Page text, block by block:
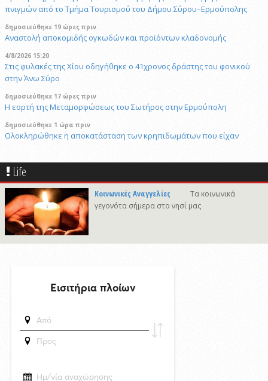
πνιγμών από το Τμήμα Τουρισμού του Δήμου Σύρου–Ερμούπολης
δημοσιεύθηκε 19 ώρες πριν
Αναστολή αποκομιδής ογκωδών και προϊόντων κλαδονομής
4/8/2026 15:20
Στις φυλακές της Χίου οδηγήθηκε ο 41χρονος δράστης του φονικού
στην Άνω Σύρο
δημοσιεύθηκε 17 ώρες πριν
Η εορτή της Μεταμορφώσεως του Σωτήρος στην Ερμούπολη
δημοσιεύθηκε 1 ώρα πριν
Oλοκληρώθηκε η αποκατάσταση των κρηπιδωμάτων που είχαν
δημοσιεύθηκε 12 ώρες πριν
Καλλιτέχνες από τη Σύρο, την Ελβετία και την Ιαπωνία συναντιούνται
στην Άνω Σύρο
δημοσιεύθηκε 1 ώρα πριν
Στο νησί της Κύθνου το 12ο Cycladic Young Patrons Summer Weekend
του Μουσείου Κυκλαδικής Τέχνης
καμπίνα του
Life
Κοινωνικές Αναγγελίες
Τα κοινωνικά
γεγονότα σήμερα στο νησί μας